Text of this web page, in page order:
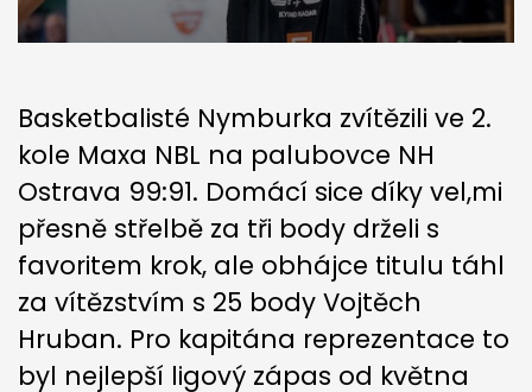
Basketbalisté Nymburka zvítězili ve 2.
kole Maxa NBL na palubovce NH
Ostrava 99:91. Domácí sice díky vel,mi
přesně střelbě za tři body drželi s
favoritem krok, ale obhájce titulu táhl
za vítězstvím s 25 body Vojtěch
Hruban. Pro kapitána reprezentace to
byl nejlepší ligový zápas od května